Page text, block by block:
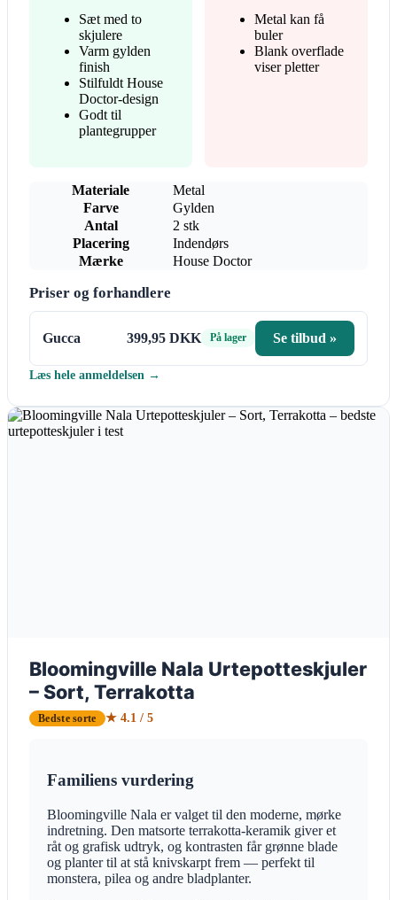
Sæt med to
skjulere
Varm gylden
finish
Stilfuldt House
Doctor-design
Godt til
plantegrupper
Metal kan få
buler
Blank overflade
viser pletter
Materiale
Metal
Farve
Gylden
Antal
2 stk
Placering
Indendørs
Mærke
House Doctor
Priser og forhandlere
Gucca 399,95 DKK På lager Se tilbud »
Læs hele anmeldelsen →
Bloomingville Nala Urtepotteskjuler
– Sort, Terrakotta
Bedste sorte ★ 4.1 / 5
Familiens vurdering
Bloomingville Nala er valget til den moderne, mørke
indretning. Den matsorte terrakotta-keramik giver et
råt og grafisk udtryk, og kontrasten får grønne blade
og planter til at stå knivskarpt frem — perfekt til
monstera, pilea og andre bladplanter.